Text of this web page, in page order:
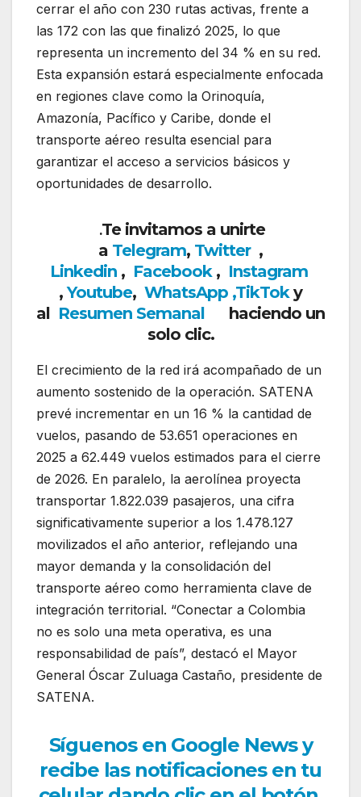
cerrar el año con 230 rutas activas, frente a
las 172 con las que finalizó 2025, lo que
representa un incremento del 34 % en su red.
Esta expansión estará especialmente enfocada
en regiones clave como la Orinoquía,
Amazonía, Pacífico y Caribe, donde el
transporte aéreo resulta esencial para
garantizar el acceso a servicios básicos y
oportunidades de desarrollo.
.Te invitamos a unirte
a Telegram, Twitter ,
Linkedin, Facebook, Instagram
,Youtube, WhatsApp ,TikToky
al Resumen Semanal haciendo un
solo clic.
El crecimiento de la red irá acompañado de un
aumento sostenido de la operación. SATENA
prevé incrementar en un 16 % la cantidad de
vuelos, pasando de 53.651 operaciones en
2025 a 62.449 vuelos estimados para el cierre
de 2026. En paralelo, la aerolínea proyecta
transportar 1.822.039 pasajeros, una cifra
significativamente superior a los 1.478.127
movilizados el año anterior, reflejando una
mayor demanda y la consolidación del
transporte aéreo como herramienta clave de
integración territorial. “Conectar a Colombia
no es solo una meta operativa, es una
responsabilidad de país”, destacó el Mayor
General Óscar Zuluaga Castaño, presidente de
SATENA.
Síguenos en Google News y
recibe las notificaciones en tu